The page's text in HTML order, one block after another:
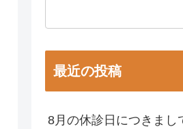
最近の投稿
8月の休診日につきまし